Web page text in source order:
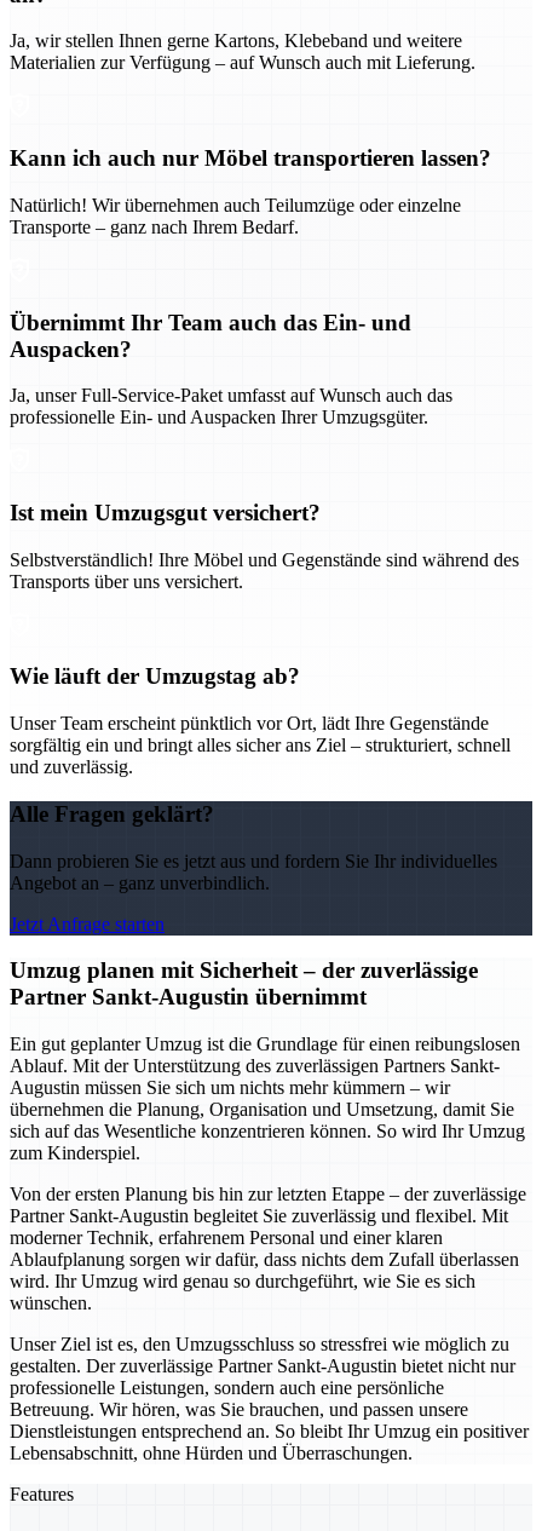
Ja, wir stellen Ihnen gerne Kartons, Klebeband und weitere
Materialien zur Verfügung – auf Wunsch auch mit Lieferung.
Kann ich auch nur Möbel transportieren lassen?
Natürlich! Wir übernehmen auch Teilumzüge oder einzelne
Transporte – ganz nach Ihrem Bedarf.
Übernimmt Ihr Team auch das Ein- und
Auspacken?
Ja, unser Full-Service-Paket umfasst auf Wunsch auch das
professionelle Ein- und Auspacken Ihrer Umzugsgüter.
Ist mein Umzugsgut versichert?
Selbstverständlich! Ihre Möbel und Gegenstände sind während des
Transports über uns versichert.
Wie läuft der Umzugstag ab?
Unser Team erscheint pünktlich vor Ort, lädt Ihre Gegenstände
sorgfältig ein und bringt alles sicher ans Ziel – strukturiert, schnell
und zuverlässig.
Alle Fragen geklärt?
Dann probieren Sie es jetzt aus und fordern Sie Ihr individuelles
Angebot an – ganz unverbindlich.
Jetzt Anfrage starten
Umzug planen mit Sicherheit – der zuverlässige
Partner Sankt-Augustin übernimmt
Ein gut geplanter Umzug ist die Grundlage für einen reibungslosen
Ablauf. Mit der Unterstützung des zuverlässigen Partners Sankt-
Augustin müssen Sie sich um nichts mehr kümmern – wir
übernehmen die Planung, Organisation und Umsetzung, damit Sie
sich auf das Wesentliche konzentrieren können. So wird Ihr Umzug
zum Kinderspiel.
Von der ersten Planung bis hin zur letzten Etappe – der zuverlässige
Partner Sankt-Augustin begleitet Sie zuverlässig und flexibel. Mit
moderner Technik, erfahrenem Personal und einer klaren
Ablaufplanung sorgen wir dafür, dass nichts dem Zufall überlassen
wird. Ihr Umzug wird genau so durchgeführt, wie Sie es sich
wünschen.
Unser Ziel ist es, den Umzugsschluss so stressfrei wie möglich zu
gestalten. Der zuverlässige Partner Sankt-Augustin bietet nicht nur
professionelle Leistungen, sondern auch eine persönliche
Betreuung. Wir hören, was Sie brauchen, und passen unsere
Dienstleistungen entsprechend an. So bleibt Ihr Umzug ein positiver
Lebensabschnitt, ohne Hürden und Überraschungen.
Features